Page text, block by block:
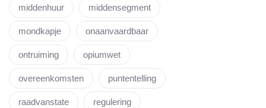
middenhuur middensegment
mondkapje onaanvaardbaar
ontruiming opiumwet
overeenkomsten puntentelling
raadvanstate regulering